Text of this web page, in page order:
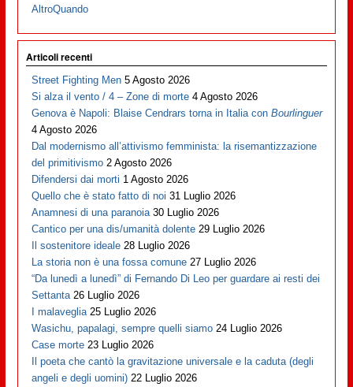
AltroQuando
Articoli recenti
Street Fighting Men 5 Agosto 2026
Si alza il vento / 4 – Zone di morte 4 Agosto 2026
Genova è Napoli: Blaise Cendrars torna in Italia conBourlinguer
4 Agosto 2026
Dal modernismo all’attivismo femminista: la risemantizzazione
del primitivismo 2 Agosto 2026
Difendersi dai morti 1 Agosto 2026
Quello che è stato fatto di noi 31 Luglio 2026
Anamnesi di una paranoia 30 Luglio 2026
Cantico per una dis/umanità dolente 29 Luglio 2026
Il sostenitore ideale 28 Luglio 2026
La storia non è una fossa comune 27 Luglio 2026
“Da lunedì a lunedì” di Fernando Di Leo per guardare ai resti dei
Settanta 26 Luglio 2026
I malaveglia 25 Luglio 2026
Wasichu, papalagi, sempre quelli siamo 24 Luglio 2026
Case morte 23 Luglio 2026
Il poeta che cantò la gravitazione universale e la caduta (degli
angeli e degli uomini) 22 Luglio 2026